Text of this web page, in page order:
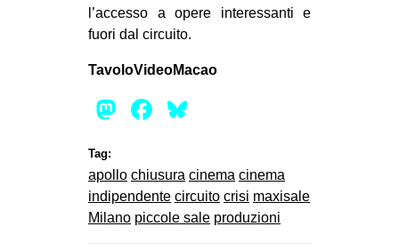
l’accesso a opere interessanti e
fuori dal circuito.
TavoloVideoMacao
Mastodon
Facebook
Tag:
apollo chiusura cinema cinema
indipendente circuito crisi maxisale
Milano piccole sale produzioni